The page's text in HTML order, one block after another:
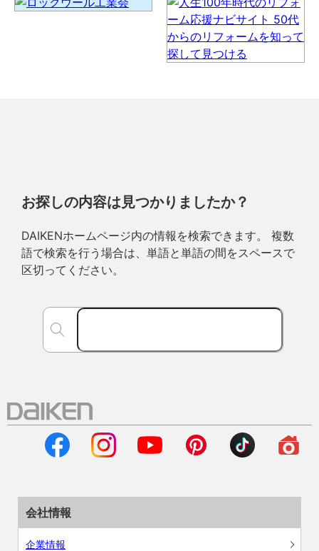
お探しの内容は見つかりましたか？
DAIKENホームページ内の情報を検索できます。 複数
語で検索を行う場合は、単語と単語の間をスペースで
区切ってください。
会社情報
企業情報